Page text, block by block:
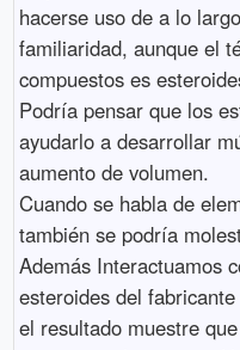
hacerse uso de a lo
familiaridad, aunque el
compuestos es
Podría pensar que los
ayudarlo a desarrollar
aumento de volumen.
Cuando se habla de
también se podría
Además Interactuamos
esteroides del
el resultado muestre